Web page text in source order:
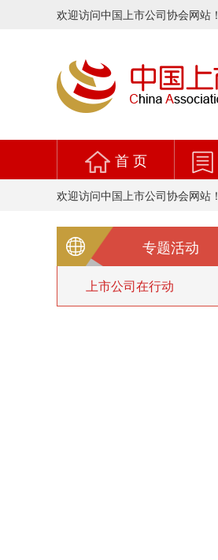
欢迎访问中国上市公司协会网站！
首 页
欢迎访问中国上市公司协会网站！
专题活动
上市公司在行动